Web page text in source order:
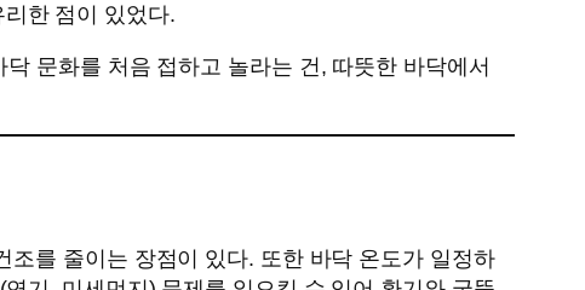
한 점이 있었다.
문화를 처음 접하고 놀라는 건, 따뜻한 바닥에서
를 줄이는 장점이 있다. 또한 바닥 온도가 일정하